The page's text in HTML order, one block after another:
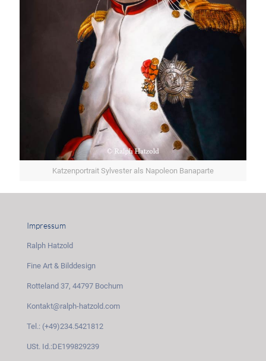
Katzenportrait Sylvester als Napoleon Banaparte
Impressum
Ralph Hatzold
Fine Art & Bilddesign
Rotteland 37, 44797 Bochum
Kontakt@ralph-hatzold.com
Tel.: (+49)234.5421812
USt. Id.:DE199829239